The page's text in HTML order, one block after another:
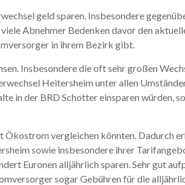
geld sparen. Insbesondere
Abnehmer Bedenken davor den
in ihrem Bezirk gibt.
Insbesondere die oft sehr großen
Heitersheim unter allen
in der BRD Schotter einsparen würden,
Ökostrom vergleichen könnten. Dadurch
sowie insbesondere ihrer
Euronen alljährlich sparen. Sehr gut
sogar Gebühren für die